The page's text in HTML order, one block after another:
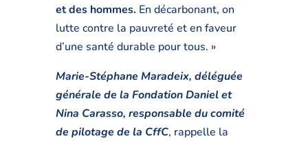
et des hommes.En décarbonant, on
lutte contre la pauvreté et en faveur
d’une santé durable pour tous. »
Marie-Stéphane Maradeix, déléguée
générale de la Fondation Daniel et
Nina Carasso, responsable du comité
de pilotage de la CffC, rappelle la